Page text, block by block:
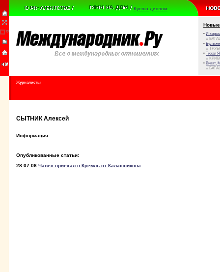
Куплю диплом
Новые
• И
//
•
//
• Тихая
//
• Виват,
//
Журналисты
СЫТНИК Алексей
Информация:
Опубликованные статьи:
28.07.06 Чавес приехал в Кремль от Калашникова